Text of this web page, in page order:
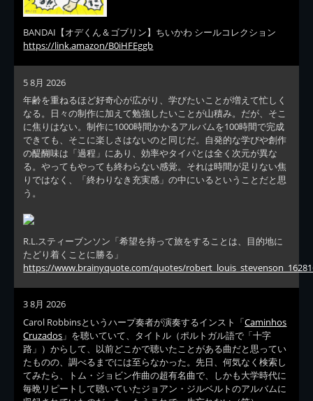
BANDAI【オデくん＆ゴブリン】ちいかわ シールコレクション
https://link.amazon/B0iHFEggb
5 8月 2026
年齢を重ねるほど好奇心が広がり、学びたいことが増えて忙しく
なる。日々の制作に加えて勉強したいことが山積み。だが、そこ
に焦りはない。制作に1000時間かかるアルバムを100時間で完成
できても、そこに楽しさはないのと同じだ。自発的な学びや創作
の醍醐味は「過程」にあり、効率やタイパとは全く次元が異な
る。やってもやっても終わらない感覚。それは時間が足りない焦
りではなく、「終わりなき充実感」の中にいるということだと思
う。
R.L.スティーブンソン「希望を持って旅をすることは、目的地に
たどり着くことに勝る」
https://www.brainyquote.com/quotes/
3 8月 2026
Carol Robbinsというハープ奏者が演奏するインスト「Caminhos
Cruzados 」を聴いていて、タイトル（ポルトガル語で「十字
路」）からして、以前どこかで聴いたことがある曲だと思ってい
たものの、調べるまでには至らなかった。先日、何気なく検索し
てみたら、トム・ジョビン作曲の超有名曲で、しかも大学時代に
毎晩リピートして聴いていたジョアン・ジルベルトのアルバムに